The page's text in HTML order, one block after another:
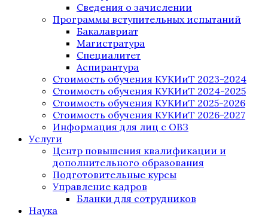
Сведения о зачислении
Программы вступительных испытаний
Бакалавриат
Магистратура
Специалитет
Аспирантура
Стоимость обучения КУКИиТ 2023-2024
Стоимость обучения КУКИиТ 2024-2025
Стоимость обучения КУКИиТ 2025-2026
Стоимость обучения КУКИиТ 2026-2027
Информация для лиц с ОВЗ
Услуги
Центр повышения квалификации и
дополнительного образования
Подготовительные курсы
Управление кадров
Бланки для сотрудников
Наука